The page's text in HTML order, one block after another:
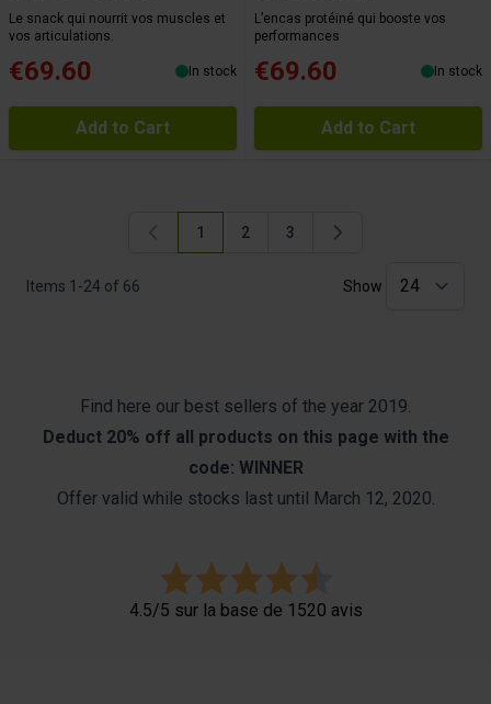
Le snack qui nourrit vos muscles et
vos articulations.
€69.60 In stock
Add to Cart
L’encas protéiné qui booste vos
performances
€69.60 In stock
Add to Cart
Items 1 -24 of 66
You're currently reading page
1
Page
2
Page
3
Show
Find here our best sellers of the year 2019.
Deduct 20% off all products on this page with the
code: WINNER
Offer valid while stocks last until March 12, 2020.
4.5/5 sur la base de 1520 avis